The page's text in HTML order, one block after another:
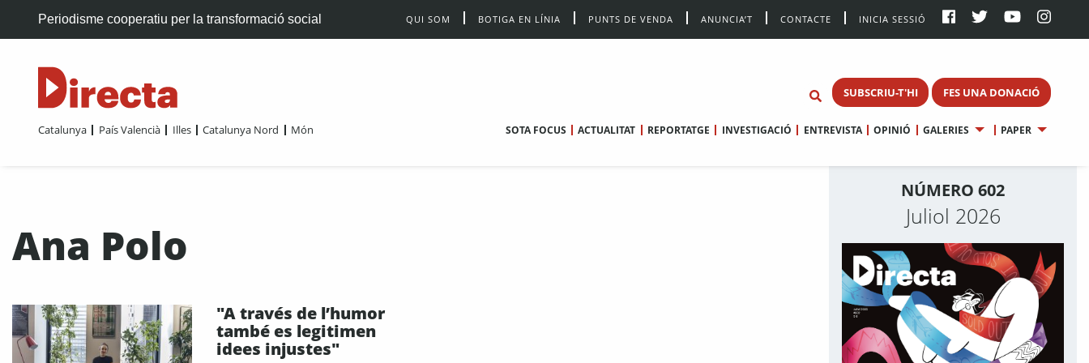
Periodisme cooperatiu per la transformació social QUI SOM BOTIGA EN LÍNIA PUNTS DE VENDA ANUNCIA’T CONTACTE INICIA SESSIÓ
SUBSCRIU-T'HI FES UNA DONACIÓ
Catalunya País Valencià Illes Catalunya Nord Món SOTA FOCUS ACTUALITAT REPORTATGE INVESTIGACIÓ ENTREVISTA OPINIÓ GALERIES PAPER
Ana Polo
"A través de l’humor
també es legitimen
idees injustes"
NÚMERO 602
Juliol 2026